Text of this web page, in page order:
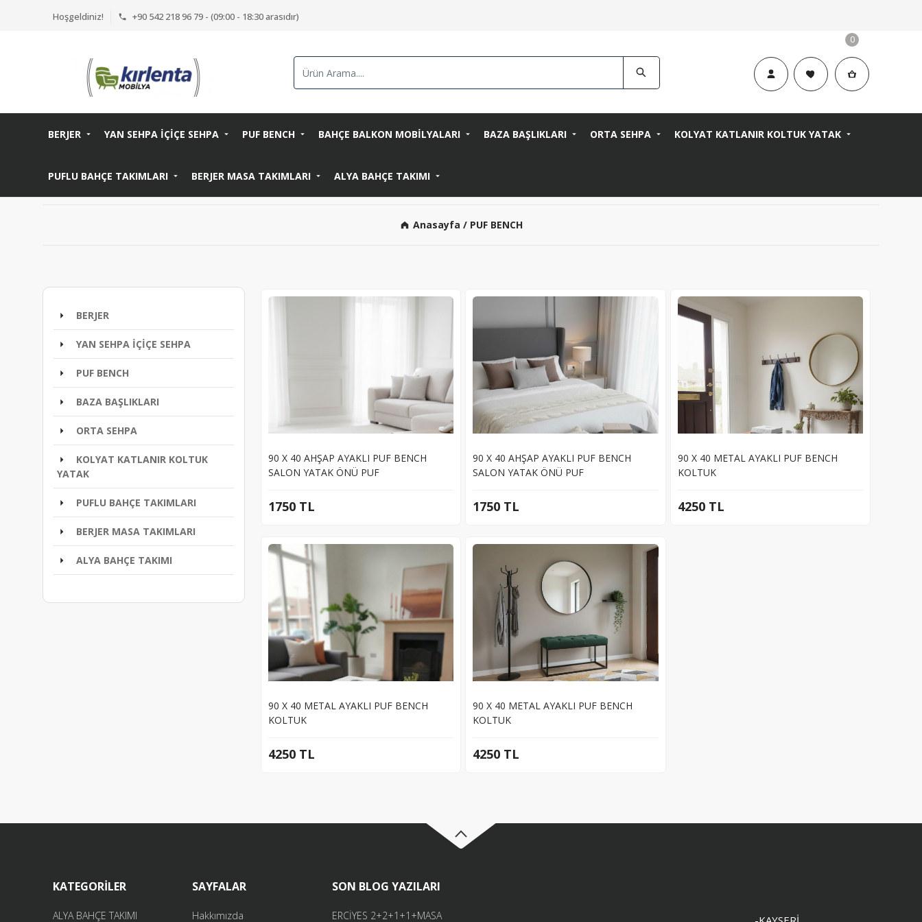
Hoşgeldiniz!
+90 542 218 96 79 - (09:00 - 18:30 arasıdır)
0
BERJER YAN SEHPA İÇİÇE SEHPA PUF BENCH BAHÇE BALKON MOBİLYALARI BAZA BAŞLIKLARI ORTA SEHPA KOLYAT KATLANIR KOLTUK YATAK
PUFLU BAHÇE TAKIMLARI BERJER MASA TAKIMLARI ALYA BAHÇE TAKIMI
Anasayfa / PUF BENCH
BERJER
YAN SEHPA İÇİÇE SEHPA
PUF BENCH
BAZA BAŞLIKLARI
ORTA SEHPA
KOLYAT KATLANIR KOLTUK
YATAK
PUFLU BAHÇE TAKIMLARI
BERJER MASA TAKIMLARI
ALYA BAHÇE TAKIMI
90 X 40 AHŞAP AYAKLI PUF BENCH
SALON YATAK ÖNÜ PUF
1750 TL
90 X 40 AHŞAP AYAKLI PUF BENCH
SALON YATAK ÖNÜ PUF
1750 TL
90 X 40 METAL AYAKLI PUF BENCH
KOLTUK
4250 TL
90 X 40 METAL AYAKLI PUF BENCH
KOLTUK
4250 TL
90 X 40 METAL AYAKLI PUF BENCH
KOLTUK
4250 TL
KATEGORİLER
ALYA BAHÇE TAKIMI
SAYFALAR
Hakkımızda
SON BLOG YAZILARI
ERCİYES 2+2+1+1+MASA